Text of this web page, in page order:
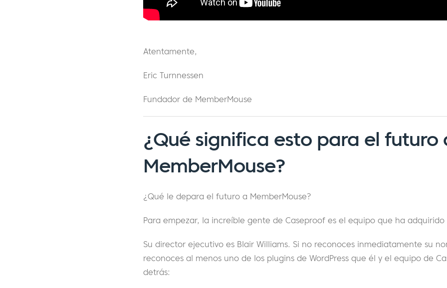
Atentamente,
Eric Turnnessen
Fundador de MemberMouse
¿Qué significa esto para el futuro
MemberMouse?
¿Qué le depara el futuro a MemberMouse?
Para empezar, la increíble gente de Caseproof es el equipo que ha adquirido
Su director ejecutivo es Blair Williams. Si no reconoces inmediatamente su
reconoces al menos uno de los plugins de WordPress que él y el equipo de
detrás: